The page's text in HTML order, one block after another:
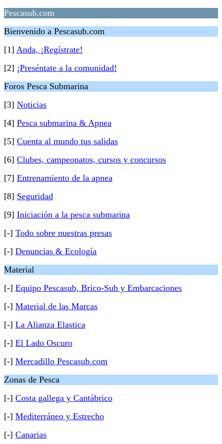
Pescasub.com
Bienvenido a Pescasub.com
[1] Anda, ¡Regístrate!
[2] ¡Preséntate a la comunidad!
Foros Pesca Submarina
[3] Noticias
[4] Pesca submarina & Apnea
[5] Cuenta al mundo tus salidas
[6] Clubes, campeonatos, cursos y concursos
[7] Entrenamiento de la apnea
[8] Seguridad
[9] Iniciación a la pesca submarina
[-] Todo sobre nuestras presas
[-] Denuncias & Ecología
Material
[-] Equipo Pescasub, Brico-Sub y Embarcaciones
[-] Material de las Marcas
[-] La Alianza Elastica
[-] El Lado Oscuro
[-] Mercadillo Pescasub.com
Zonas de Pesca
[-] Costa gallega y Cantábrico
[-] Mediterráneo y Estrecho
[-] Canarias